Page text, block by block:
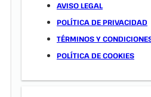
AVISO LEGAL
POLÍTICA DE PRIVACIDAD
TÉRMINOS Y
POLÍTICA DE COOKIES